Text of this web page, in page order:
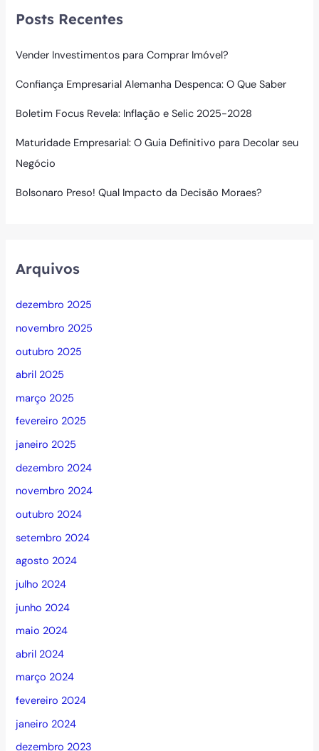
Posts Recentes
Vender Investimentos para Comprar Imóvel?
Confiança Empresarial Alemanha Despenca: O Que Saber
Boletim Focus Revela: Inflação e Selic 2025-2028
Maturidade Empresarial: O Guia Definitivo para Decolar seu
Negócio
Bolsonaro Preso! Qual Impacto da Decisão Moraes?
Arquivos
dezembro 2025
novembro 2025
outubro 2025
abril 2025
março 2025
fevereiro 2025
janeiro 2025
dezembro 2024
novembro 2024
outubro 2024
setembro 2024
agosto 2024
julho 2024
junho 2024
maio 2024
abril 2024
março 2024
fevereiro 2024
janeiro 2024
dezembro 2023